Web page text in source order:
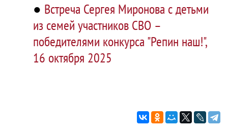
● Встреча Сергея Миронова с детьми
из семей участников СВО –
победителями конкурса "Репин наш!",
16 октября 2025